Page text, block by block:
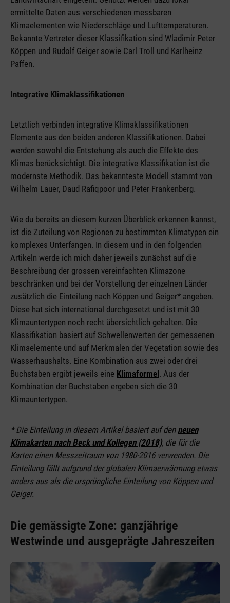
ermittelte Daten aus verschiedenen messbaren
Klimaelementen wie Niederschläge und Lufttemperaturen.
Bekannte Vertreter dieser Klassifikation sind Wladimir Peter
Köppen und Rudolf Geiger sowie Carl Troll und Karlheinz
Paffen.
Integrative Klimaklassifikationen
Letztlich verbinden integrative Klimaklassifikationen
Elemente aus den beiden anderen Klassifikationen. Dabei
werden sowohl die Entstehung als auch die Effekte des
Klimas berücksichtigt. Die integrative Klassifikation ist die
modernste Methodik. Das bekannteste Modell stammt von
Wilhelm Lauer, Daud Rafiqpoor und Peter Frankenberg.
Wie du bereits an diesem kurzen Überblick erkennen kannst,
ist die Zuteilung von Regionen zu bestimmten Klimatypen ein
komplexes Unterfangen. In diesem und in den folgenden
Artikeln werde ich mich daher jeweils zunächst auf die
Beschreibung der grossen vereinfachten Klimazone
beschränken und bei der Vorstellung der einzelnen Länder
zusätzlich die Einteilung nach Köppen und Geiger* angeben.
Diese hat sich international durchgesetzt und ist mit 30
Klimauntertypen noch recht übersichtlich gehalten. Die
Klassifikation basiert auf Schwellenwerten der gemessenen
Klimaelemente und auf Merkmalen der Vegetation sowie des
Wasserhaushalts. Eine Kombination aus zwei oder drei
Buchstaben ergibt jeweils eine Klimaformel. Aus der
Kombination der Buchstaben ergeben sich die 30
Klimauntertypen.
* Die Einteilung in diesem Artikel basiert auf den neuen
Klimakarten nach Beck und Kollegen (2018), die für die
Karten einen Messzeitraum von 1980-2016 verwenden. Die
Einteilung fällt aufgrund der globalen Klimaerwärmung etwas
anders aus als die ursprüngliche Einteilung von Köppen und
Geiger.
Die gemässigte Zone: ganzjährige
Westwinde und ausgeprägte Jahreszeiten